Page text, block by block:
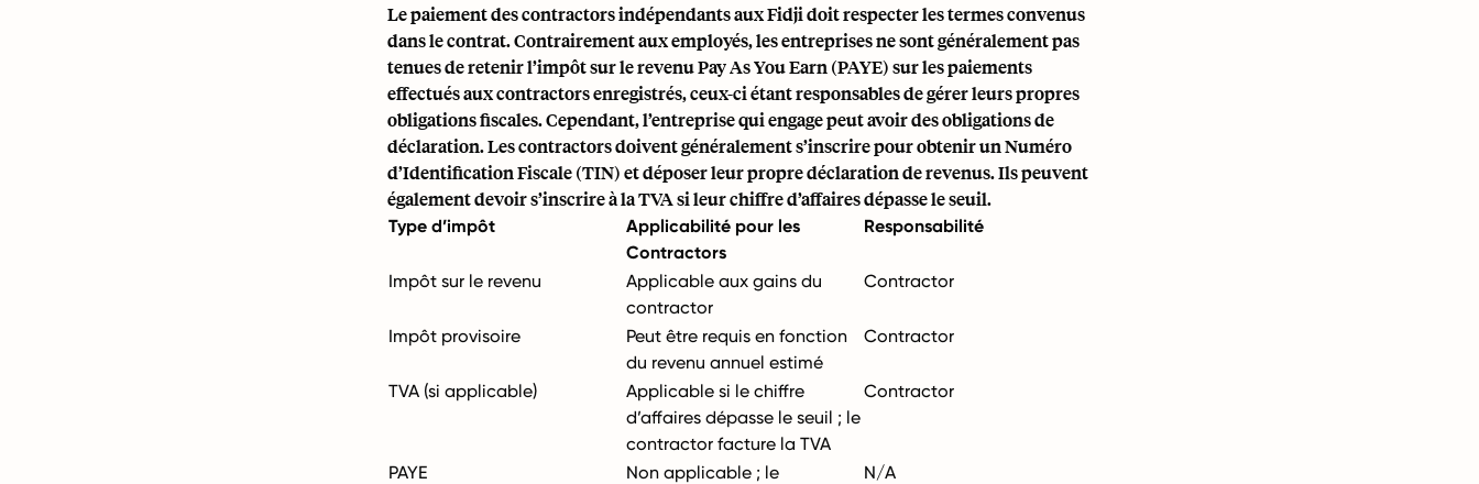
Le paiement des contractors indépendants aux Fidji doit respecter les termes convenus
dans le contrat. Contrairement aux employés, les entreprises ne sont généralement pas
tenues de retenir l’impôt sur le revenu Pay As You Earn (PAYE) sur les paiements
effectués aux contractors enregistrés, ceux-ci étant responsables de gérer leurs propres
obligations fiscales. Cependant, l’entreprise qui engage peut avoir des obligations de
déclaration. Les contractors doivent généralement s’inscrire pour obtenir un Numéro
d’Identification Fiscale (TIN) et déposer leur propre déclaration de revenus. Ils peuvent
également devoir s’inscrire à la TVA si leur chiffre d’affaires dépasse le seuil.
Type d’impôt
Applicabilité pour les
Contractors
Responsabilité
Impôt sur le revenu
Applicable aux gains du
contractor
Contractor
Impôt provisoire
Peut être requis en fonction
du revenu annuel estimé
Contractor
TVA (si applicable)
Applicable si le chiffre
d’affaires dépasse le seuil ; le
contractor facture la TVA
Contractor
PAYE
Non applicable ; le
N/A